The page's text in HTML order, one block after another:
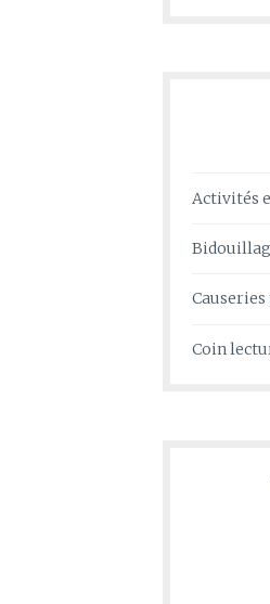
Activités
Coin